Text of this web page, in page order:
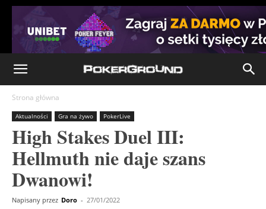
Strona główna
Aktualności Gra na żywo PokerLive
High Stakes Duel III:
Hellmuth nie daje szans
Dwanowi!
Napisany przez Doro - 27/01/2022